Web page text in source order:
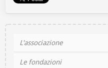
L'associazione
Le fondazioni